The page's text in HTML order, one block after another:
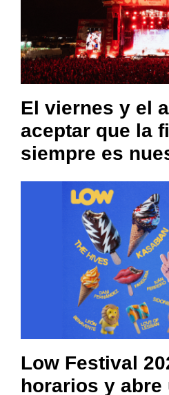
El viernes y el
aceptar que la
siempre es
Low Festival
horarios y abre